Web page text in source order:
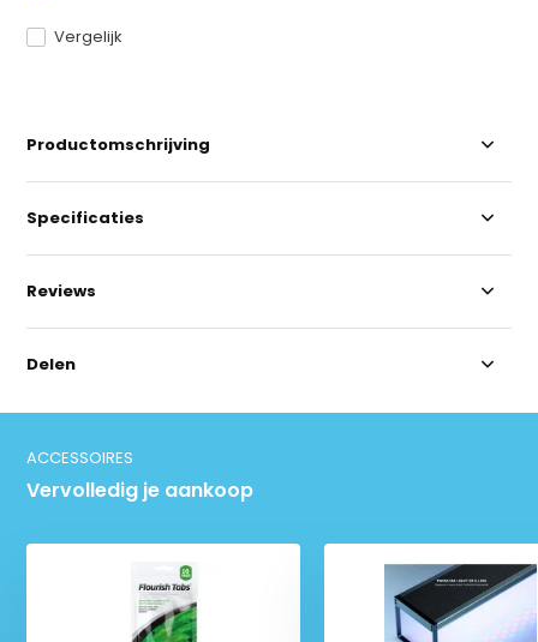
Vergelijk
Productomschrijving
Specificaties
Reviews
Delen
ACCESSOIRES
Vervolledig je aankoop